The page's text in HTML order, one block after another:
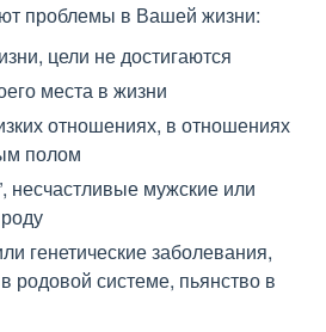
проблемы в Вашей жизни:
цели не достигаются
места в жизни
отношениях, в отношениях
полом
несчастливые мужские или
генетические заболевания,
родовой системе, пьянство в